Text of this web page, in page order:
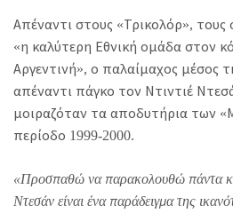
Απέναντι στους «Τρικολόρ», τους
«η καλύτερη Εθνική ομάδα στον
Αργεντινή», ο παλαίμαχος μέσος
απέναντι πάγκο τον Ντιντιέ
μοιραζόταν τα αποδυτήρια των
περίοδο 1999-2000.
«Προσπαθώ να παρακολουθώ πάντα
Ντεσάν είναι ένα παράδειγμα της